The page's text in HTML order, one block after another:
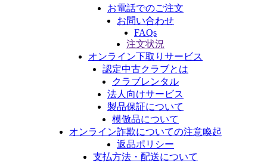
お電話でのご注文
お問い合わせ
FAQs
注文状況
オンライン下取りサービス
認定中古クラブとは
クラブレンタル
法人向けサービス
製品保証について
模倣品について
オンライン詐欺についての注意喚起
返品ポリシー
支払方法・配送について